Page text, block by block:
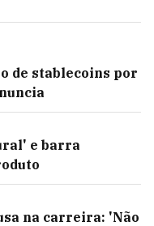
de stablecoins por
e barra
na carreira: 'Não